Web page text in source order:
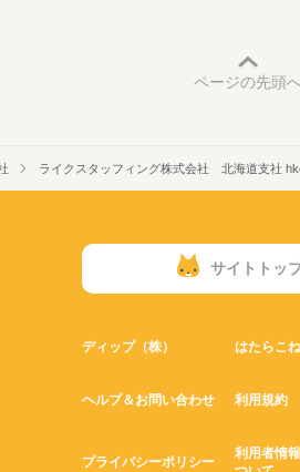
ページの先頭
ライクスタッフィング株式会社 北海道支社
サイトトッ
ディップ（株） はたらこ
ヘルプ＆お問い合わせ 利用規約
プライバシーポリシー
利用者情